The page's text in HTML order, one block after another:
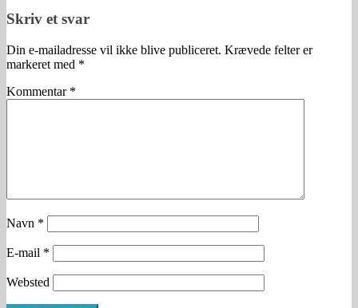
Skriv et svar
Din e-mailadresse vil ikke blive publiceret. Krævede felter er
markeret med *
Kommentar *
Navn *
E-mail *
Websted